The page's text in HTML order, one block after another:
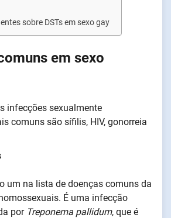
sobre DSTs em sexo gay
em sexo
infecções sexualmente
comuns são sífilis, HIV, gonorreia
um na lista de doenças comuns da
É uma infecção
por Treponema pallidum, que é